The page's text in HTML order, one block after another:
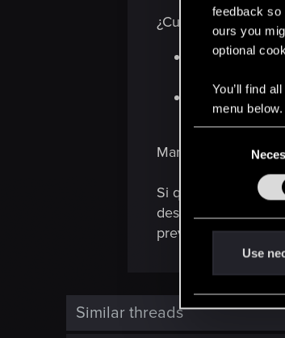
feedback so
ours you
optional
You’ll find
menu below.
e
l
e
Use
¿Cuándo y dónde
En primer
Después,
2026.
Mantente alerta
Si quieres que te
destinatarios del
preventa exclusiva.
Similar threads